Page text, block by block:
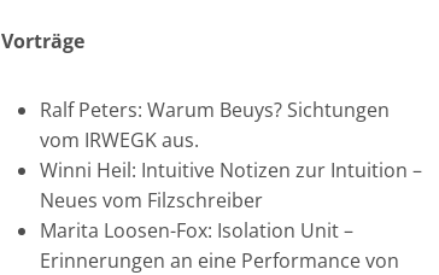
Vorträge
Ralf Peters: Warum Beuys? Sichtungen
vom IRWEGK aus.
Winni Heil: Intuitive Notizen zur Intuition –
Neues vom Filzschreiber
Marita Loosen-Fox: Isolation Unit –
Erinnerungen an eine Performance von